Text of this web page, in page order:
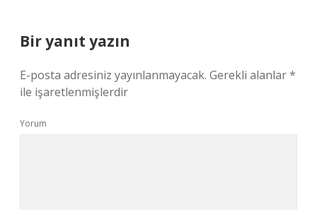
Bir yanıt yazın
E-posta adresiniz yayınlanmayacak. Gerekli alanlar*
ile işaretlenmişlerdir
Yorum